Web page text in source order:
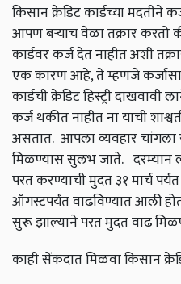
किसान क्रेडिट कार्डच्या मदतीने
आपण बऱ्याच वेळा तक्रार करतो
कार्डवर कर्ज देत नाहीत अशी
एक कारण आहे,ते म्हणजे
कार्डची क्रेडिट हिस्ट्री
कर्ज थकीत नाहीत ना याची
असतात. आपला व्यवहार चांगला
मिळण्यास सुलभ जाते.
परत करण्याची मुदत ३१ मार्च
ऑगस्टपर्यंत वाढविण्यात आली
सुरू झाल्याने परत मुदत वाढ
काही सेंकदात मिळवा किसान